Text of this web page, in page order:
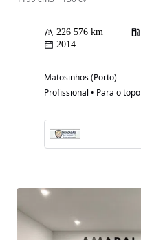
226 576 km
2014
Matosinhos (Porto)
Profissional • Para o topo